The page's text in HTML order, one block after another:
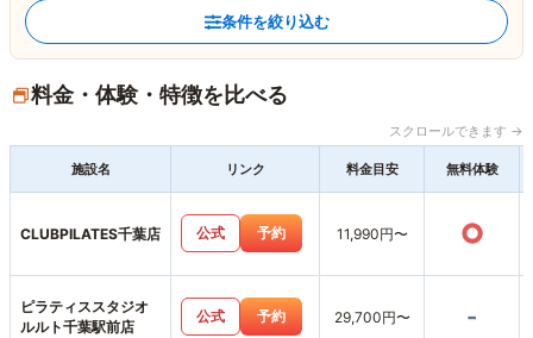
条件を絞り込む
料金・体験・特徴を比べる
スクロールできます →
施設名 リンク 料金目安 無料体験
CLUBPILATES千葉店 公式 予約 11,990円〜 ○
ピラティススタジオ
ルルト千葉駅前店
公式 予約 29,700円〜 -